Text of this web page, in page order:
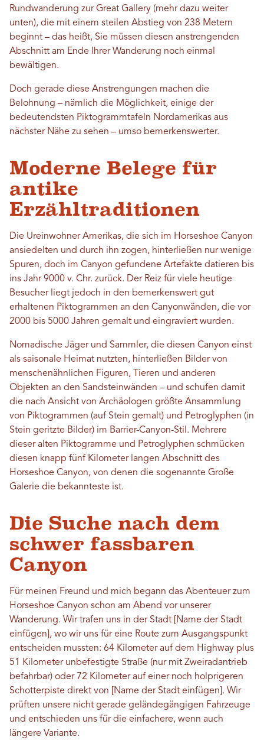
Rundwanderung zur Great Gallery (mehr dazu weiter
unten), die mit einem steilen Abstieg von 238 Metern
beginnt – das heißt, Sie müssen diesen anstrengenden
Abschnitt am Ende Ihrer Wanderung noch einmal
bewältigen.
Doch gerade diese Anstrengungen machen die
Belohnung – nämlich die Möglichkeit, einige der
bedeutendsten Piktogrammtafeln Nordamerikas aus
nächster Nähe zu sehen – umso bemerkenswerter.
Moderne Belege für
antike
Erzähltraditionen
Die Ureinwohner Amerikas, die sich im Horseshoe Canyon
ansiedelten und durch ihn zogen, hinterließen nur wenige
Spuren, doch im Canyon gefundene Artefakte datieren bis
ins Jahr 9000 v. Chr. zurück. Der Reiz für viele heutige
Besucher liegt jedoch in den bemerkenswert gut
erhaltenen Piktogrammen an den Canyonwänden, die vor
2000 bis 5000 Jahren gemalt und eingraviert wurden.
Nomadische Jäger und Sammler, die diesen Canyon einst
als saisonale Heimat nutzten, hinterließen Bilder von
menschenähnlichen Figuren, Tieren und anderen
Objekten an den Sandsteinwänden – und schufen damit
die nach Ansicht von Archäologen größte Ansammlung
von Piktogrammen (auf Stein gemalt) und Petroglyphen (in
Stein geritzte Bilder) im Barrier-Canyon-Stil. Mehrere
dieser alten Piktogramme und Petroglyphen schmücken
diesen knapp fünf Kilometer langen Abschnitt des
Horseshoe Canyon, von denen die sogenannte Große
Galerie die bekannteste ist.
Die Suche nach dem
schwer fassbaren
Canyon
Für meinen Freund und mich begann das Abenteuer zum
Horseshoe Canyon schon am Abend vor unserer
Wanderung. Wir trafen uns in der Stadt [Name der Stadt
einfügen], wo wir uns für eine Route zum Ausgangspunkt
entscheiden mussten: 64 Kilometer auf dem Highway plus
51 Kilometer unbefestigte Straße (nur mit Zweiradantrieb
befahrbar) oder 72 Kilometer auf einer noch holprigeren
Schotterpiste direkt von [Name der Stadt einfügen]. Wir
prüften unsere nicht gerade geländegängigen Fahrzeuge
und entschieden uns für die einfachere, wenn auch
längere Variante.